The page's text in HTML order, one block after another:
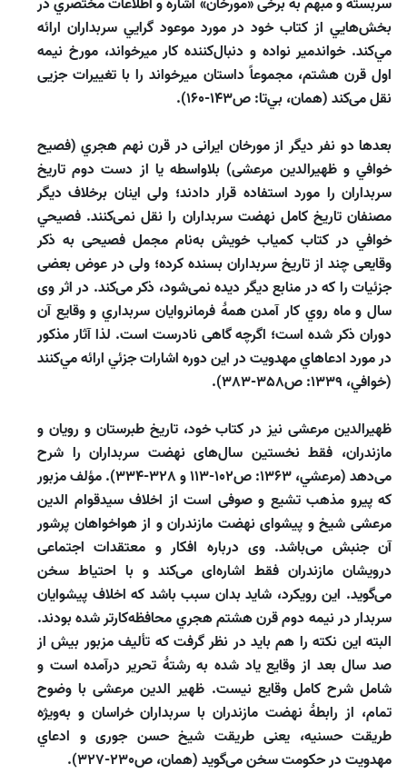
سربسته و مبهم به برخى «مورخان» اشاره و اطلاعات مختصري در
بخش‌‌هايي از كتاب خود در مورد موعود گرايي سربداران ارائه
مي‌‌كند. خواندمير نواده و دنبال‌كننده كار ميرخواند، مورخ نيمه
اول قرن هشتم، مجموعاً داستان ميرخواند را با تغييرات جزيى
نقل مى‌كند (همان، بي‌‌تا: ص۱43-۱60).
بعدها دو نفر ديگر از مورخان ايرانى در قرن نهم هجري (فصيح
خوافي و ظهيرالدين مرعشى) بلاواسطه يا از دست دوم تاريخ
سربداران را مورد استفاده قرار دادند؛ ولى اينان برخلاف ديگر
مصنفان تاريخ كامل نهضت سربداران را نقل نمى‌كنند. فصيحي
خوافي در كتاب كمياب خويش به‌نام مجمل فصيحى به ذكر
وقايعى چند از تاريخ سربداران بسنده كرده؛ ولى در عوض بعضى
جزئيات را كه در منابع ديگر ديده نمى‌شود، ذكر مى‌كند. در اثر وى
سال و ماه روي كار آمدن همۀ فرمانروايان سربداري و وقايع آن
دوران ذكر شده است؛ اگرچه گاهى نادرست است. لذا آثار مذكور
در مورد ادعاهاي مهدويت در اين دوره اشارات جزئي ارائه مي‌كنند
(خوافي، 1339: ص358-383).
ظهيرالدين مرعشى نيز در كتاب خود، تاريخ طبرستان و رويان و
مازندران، فقط نخستين سال‌هاى نهضت سربداران را شرح
مى‌دهد (مرعشي، 1363: ص102-113 و 328-334). مؤلف مزبور
كه پيرو مذهب تشيع و صوفى است از اخلاف سيدقوام الدين
مرعشى شيخ و پيشواى نهضت مازندران و از هواخواهان پرشور
آن جنبش مى‌باشد. وى درباره افكار و معتقدات اجتماعى
درويشان مازندران فقط اشاره‌اى مى‌كند و با احتياط سخن
مى‌گويد. اين رويكرد، شايد بدان سبب باشد كه اخلاف پيشوايان
سربدار در نيمه دوم قرن هشتم هجري محافظه‌كارتر شده بودند.
البته اين نكته را هم بايد در نظر گرفت كه تأليف مزبور بيش از
صد سال بعد از وقايع ياد شده به رشتۀ تحرير درآمده است و
شامل شرح كامل وقايع نيست. ظهير الدين مرعشى با وضوح
تمام، از رابطۀ نهضت مازندران با سربداران خراسان و به‌ويژه
طريقت حسنيه، يعنى طريقت شيخ حسن جورى و ادعاي
مهدويت در حكومت سخن مى‌گويد (همان، ص230-327).